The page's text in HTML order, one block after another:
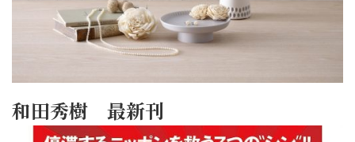
和田秀樹 最新刊